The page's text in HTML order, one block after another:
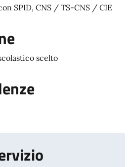
SPID, CNS / TS-CNS / CIE
scelto